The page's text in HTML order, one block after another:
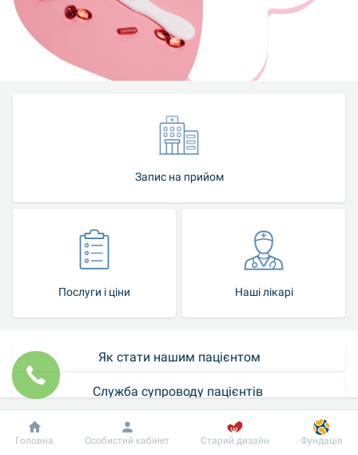
Запис на прийом
Послуги і ціни Наші лікарі
Як стати нашим пацієнтом
Служба супроводу пацієнтів
Добробут
Інформація Пацієнту
Головна Особистий кабінет Старий дизайн Фундація